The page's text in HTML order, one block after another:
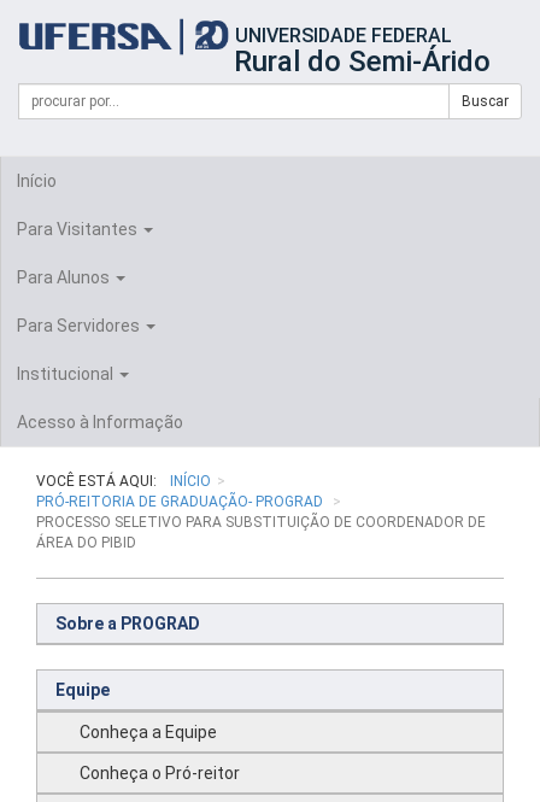
portal
UFERSA
UNIVERSIDADE FEDERAL
Rural do Semi-Árido
Formulário
Busca
Campo
de
Buscar
Início
Para Visitantes
Para Alunos
Para Servidores
Institucional
Acesso à Informação
VOCÊ ESTÁ AQUI:
INÍCIO
PRÓ-REITORIA DE GRADUAÇÃO- PROGRAD
PROCESSO SELETIVO PARA SUBSTITUIÇÃO DE COORDENADOR DE
ÁREA DO PIBID
Sobre a PROGRAD
Equipe
Conheça a Equipe
Conheça o Pró-reitor